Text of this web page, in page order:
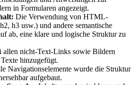
in Formularen angezeigt.
Die Verwendung von HTML-
h3 usw.) und andere semantische
ab, eine klare und logische Struktur zu
allen nicht-Text-Links sowie Bildern
hinzugefügt.
Navigationselemente wurde die Struktur
aufgebaut.